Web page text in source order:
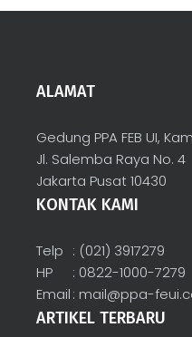
ALAMAT
Gedung PPA FEB UI,
Jl. Salemba Raya No. 4
Jakarta Pusat 10430
KONTAK KAMI
Telp : (021) 3917279
HP
: 0822-1000-7279
Email: mail@ppa-
ARTIKEL TERBARU